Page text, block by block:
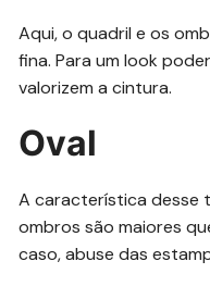
Aqui, o quadril e os
fina. Para um look
valorizem a cintura.
Oval
A característica desse
ombros são maiores
caso, abuse das